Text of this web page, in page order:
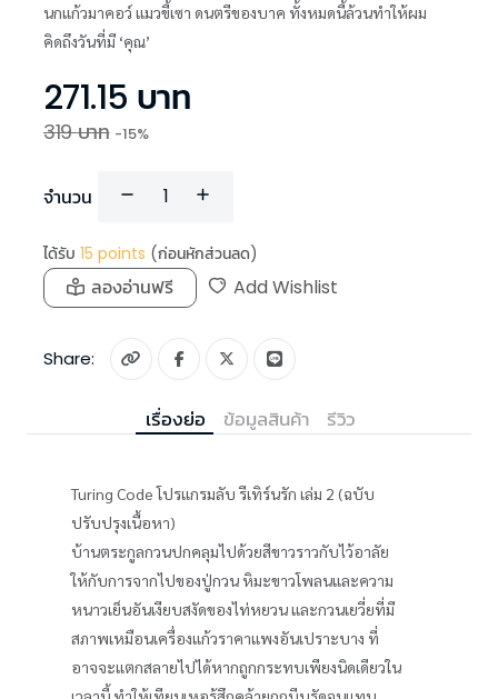
นกแก้วมาคอว์ แมวขี้เซา ดนตรีของบาค ทั้งหมดนี้ล้วนทำให้ผม
คิดถึงวันที่มี ‘คุณ’
271.15 บาท
319บาท -15%
จำนวน
ได้รับ 15 points (ก่อนหักส่วนลด)
ลองอ่านฟรี Add Wishlist
Share:
เรื่องย่อ ข้อมูลสินค้า รีวิว
Turing Code โปรแกรมลับ รีเทิร์นรัก เล่ม 2 (ฉบับ
ปรับปรุงเนื้อหา)
บ้านตระกูลกวนปกคลุมไปด้วยสีขาวราวกับไว้อาลัย
ให้กับการจากไปของปู่กวน หิมะขาวโพลนและความ
หนาวเย็นอันเงียบสงัดของไท่หยวน และกวนเยวี่ยที่มี
สภาพเหมือนเครื่องแก้วราคาแพงอันเปราะบาง ที่
อาจจะแตกสลายไปได้หากถูกกระทบเพียงนิดเดียวใน